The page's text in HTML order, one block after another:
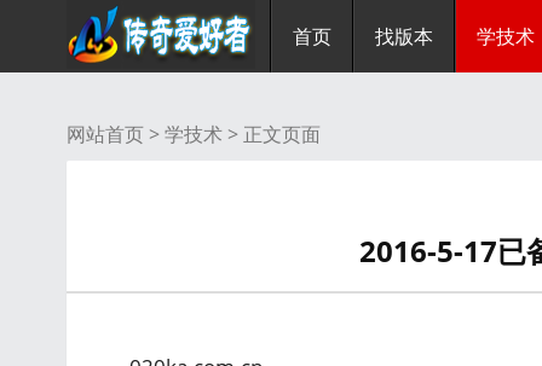
首页 找版本 学技术
网站首页 >学技术 > 正文页面
2016-5-17已